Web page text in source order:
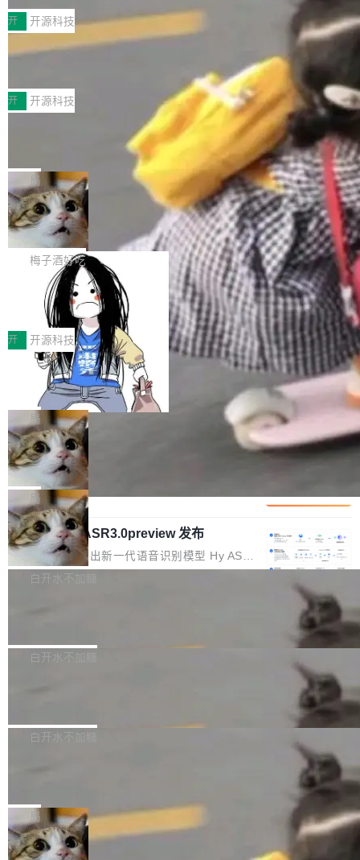
MPComm将作为一种传输引擎接入Mooncake T
ENT，实现零拷贝传输性能提升30%、非零拷贝
传输性能最高提升5倍。UCL-MPComm底层基
于自研UCL-Engine通信引擎，后续腾讯网平将
持续开源更多基于UCL-Engine的高性能通信组
件。 腾讯网平团队在UCL-MPComm中实现了一
个独立于业务线程的全局通信引擎（Engine），
型案例入选名单》，深信服“面向企业研发场景的
开源 AI 编程平台 CoStrict 应用”凭借卓越的技术
创新与落地成效成功入选。 全链路私有化部署，
助力企业AI研发安全落地 当前，越来越多企业已
经开始引入 AI Coding 工具，通过调用公有云模
型或企业内部部署模型提升研发效率。但随着 AI
Coding 从个人辅助工具逐步走向团队级、组织
级应用，企业在规模化落地过程中，对安全性、
可控性和代码质量提出了更高要求。 首先是数据
安全与合规要求。对于大多数普通研发场景，公
有云模型能够满足快速试用和效率提升的需求。
但对于金融、能源、医疗等对数据安全要求较...
开 开源科技
深信服AI算力网关入选工信部人工智能
前不久，工业和信息化部正式发布《2025年人工
智能应用典型案例名单》，集中展示人工智能在
各领域的应用成果，覆盖技术底座、行业赋能、
产品应用、支撑保障、专题等五大方向。深信服
AI算力网关（AI创新平台）成功入选！ 随着各行
各业的Agent走向规模化建设，算力构成形态逐
渐丰富，用户关注的重点也在发生变化：不只是
让AI用起来，还要进一步看清混合算力时代下，
Token花在哪里、算力是否被充分利用，以及持
续增长的AI成本该如何优化。 深信服AI算力网关
正是围绕这些实际问题，从Token治理和成本治
理两个方面，让用户的每一份算力都看得清、管
得住、用得稳、省得下、更安全！ 一、从现在开
始，Token使用一目...
开 开源科技
Jeff Dean 离开 Google：一个时代的结
束，一个实验室的开始
Google 员工编号 20。MapReduce 作者之一。
Bigtable 作者之一。TensorFlow 的作者之一。
Gemini 的架构师。Google 首席科学家。 Jeff D
ean 在 Google 工作了 27 年后，宣布离职。 他
不是一个人走。一同离开的还有 Sanjay Ghema
wat（Google 员工编号 23，Jeff Dean 二十多
年的编程搭档，MapReduce 和 Bigtable 的共同
作者）、Quoc Le（Google 大脑核心成员，Se
q2Seq 和 DocAI 的共同发明人）以及 Oriol Vin
yals（Gemini 联合负责人，AlphaSta...
局
🔥 SolonCode v2026.8.4 发布：界面
字体可调、22 种语言、记忆搜索增强
打开终端就能上岗的全中文编码智能体，这一轮
把「看得清、用母语、记得住」三件事一次补
齐。 SolonCode 是什么 SolonCode 是杭州无
耳科技研发的企业级终端编码智能体——一位全
中文驱动的数字员工，自主理解需求、规划步
骤、编写代码。不挑模型、不挑平台，curl 一行
装完即用。 开源地址：Gitee · GitCode · GitHu
b 安装 支持 Java 8+（8~26）、macOS / Linu
x / Windows / Harmony PC。 # macOS / Linu
x / Harmony PC curl -fsSL https://solon.noea
r.org/solon...
梅子酒好吃
让“代码语义理解”深度释放AI Coding
价值潜能：华为云码道（CodeArts）
代码仓技术解析
一、代码仓深度理解技术的作用与价值 在软件工
程实践中，代码仓是企业核心知识资产的主要载
体。企业级代码仓库通常包含数十万乃至数百万
个文件，其规模远超单次模型调用可承载的上下
文窗口。随着项目规模的持续扩张与代码历史的
不断累积，代码仓中的模块关系、接口契约、业
务逻辑等关键信息往往分散于数十乃至数百个文
件之中，形成高度复杂的知识关联网络。传统的
代码检索手段（如关键词匹配、目录遍历）仅能
在语法层面完成文本定位，难以触及代码的语义
内涵与结构关联，导致开发者使用代码智能体在
理解大规模代码仓时面临显著"代码仓理解"瓶
颈。 代码仓深度理解服务（以下简称" CodeBas
e深度理解服务"）是华为云码道（CodeA...
开 开源科技
一条“删库”命令跑 17 小时，算法工程
师删光 89TB 数据只为干私活
最高人民检察院8月4日公布了一起案件：北京一
名90后算法工程师王某，为了给自己接的私活腾
服务器空间，删光了公司AI游戏部门的全部核心
数据。 王某2024年1月入职东城区某科技公司AI
短剧部门，有互联网大厂背景。在公司内部架构
调整期间，部门三次通知全员将数据从A集群迁
移到B集群，王某都回复了"收到"。 他没有迁移
数据。2024年9月3日下午4点，他使用此前登录
的账号密码进入A集群，输入了一条被程序员圈
称为"删库跑路"的命令——最高管理员权限、无
自研的多个文生3D和...
局
Cloudflare 分享推理优化实践：KV ca
che 量化 + 权重压缩，吞吐量提升 4
1%，成本降 30%
Kimi 和 GLM 是当前最强的大模型系列之一，但
它们有一个共同的问题：太吃显存了。月之暗面
的 Kimi K 系列和智谱的 GLM 都是长上下文、M
oE 架构的大模型，好用到让人上瘾，但 GPU 显
存永远不够用。 Cloudflare 的 Workers AI 团队
一直在跑这些模型的推理。他们在官方博客上发
整性保护。效果是：吞吐量提升 41%，每 token
局
腾讯混元 Hy ASR3.0preview 发布
腾讯混元正式推出新一代语音识别模型 Hy ASR
3.0preview。基于最新一代大语言模型 Hy3 的
让语音识别不再只是听清，而是真正听懂。通过
w 不要求标准普通话，方言识别覆盖粤语、吴语
白开水不加糖
新和少量网页兼容性修复版本。 Changes/fixe
容提供的字体时出现的几个问题 为避免音频加
质的最低采样率）的音频格式将被拒绝 修复了 C
SS 圆角虚线样式中可能存在的问题 如果表单中
的图像元素不在同一个子树中，则它们将不再关
白开水不加糖
发布的 Release Notes，他利用 AI 工具（如 Co
最强的若干项。对于尚未正式发版的 PG 19，则
通过拉取过去一年内（从 PG 18 Beta1 时间点
至今）的所有 commit，同样交由 AI 分析提炼。
白开水不加糖
维护工作一直与我的日常工作、家务、社交生活
和休闲娱乐竞争时间。" 这是 libexpat 维护者 S
ebastian Pipping 写在博客里的话。8 月 4 日，
局
Firefox 153.0.3 发布